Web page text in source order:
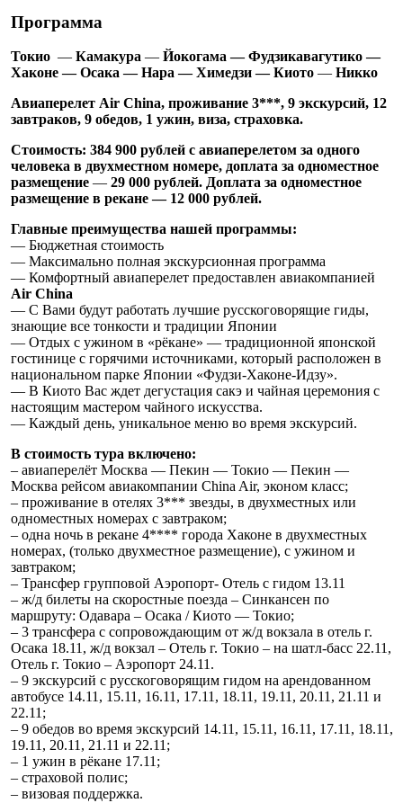
Программа
Токио — Камакура — Йокогама — Фудзикавагутико —
Хаконе — Осака — Нара — Химедзи — Киото — Никко
Авиаперелет Air China, проживание 3***, 9 экскурсий, 12
завтраков, 9 обедов, 1 ужин, виза, страховка.
Стоимость: 384 900 рублей с авиаперелетом за одного
человека в двухместном номере, доплата за одноместное
размещение — 29 000 рублей. Доплата за одноместное
размещение в рекане — 12 000 рублей.
Главные преимущества нашей программы:
— Бюджетная стоимость
— Максимально полная экскурсионная программа
— Комфортный авиаперелет предоставлен авиакомпанией
Air China
— С Вами будут работать лучшие русскоговорящие гиды,
знающие все тонкости и традиции Японии
— Отдых с ужином в «рёкане» — традиционной японской
гостинице с горячими источниками, который расположен в
национальном парке Японии «Фудзи-Хаконе-Идзу».
— В Киото Вас ждет дегустация сакэ и чайная церемония с
настоящим мастером чайного искусства.
— Каждый день, уникальное меню во время экскурсий.
В стоимость тура включено:
– авиаперелёт Москва — Пекин — Токио — Пекин —
Москва рейсом авиакомпании China Air, эконом класс;
– проживание в отелях 3*** звезды, в двухместных или
одноместных номерах с завтраком;
– одна ночь в рекане 4**** города Хаконе в двухместных
номерах, (только двухместное размещение), с ужином и
завтраком;
– Трансфер групповой Аэропорт- Отель с гидом 13.11
– ж/д билеты на скоростные поезда – Синкансен по
маршруту: Одавара – Осака / Киото — Токио;
– 3 трансфера с сопровождающим от ж/д вокзала в отель г.
Осака 18.11, ж/д вокзал – Отель г. Токио – на шатл-басс 22.11,
Отель г. Токио – Аэропорт 24.11.
– 9 экскурсий с русскоговорящим гидом на арендованном
автобусе 14.11, 15.11, 16.11, 17.11, 18.11, 19.11, 20.11, 21.11 и
22.11;
– 9 обедов во время экскурсий 14.11, 15.11, 16.11, 17.11, 18.11,
19.11, 20.11, 21.11 и 22.11;
– 1 ужин в рёкане 17.11;
– страховой полис;
– визовая поддержка.